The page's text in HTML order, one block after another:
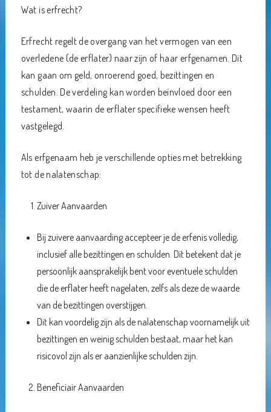
Wat is erfrecht?
Erfrecht regelt de overgang van het vermogen van een
overledene (de erflater) naar zijn of haar erfgenamen. Dit
kan gaan om geld, onroerend goed, bezittingen en
schulden. De verdeling kan worden beïnvloed door een
testament, waarin de erflater specifieke wensen heeft
vastgelegd.
Als erfgenaam heb je verschillende opties met betrekking
tot de nalatenschap:
Zuiver Aanvaarden
Bij zuivere aanvaarding accepteer je de erfenis volledig,
inclusief alle bezittingen en schulden. Dit betekent dat je
persoonlijk aansprakelijk bent voor eventuele schulden
die de erflater heeft nagelaten, zelfs als deze de waarde
van de bezittingen overstijgen.
Dit kan voordelig zijn als de nalatenschap voornamelijk uit
bezittingen en weinig schulden bestaat, maar het kan
risicovol zijn als er aanzienlijke schulden zijn.
Beneficiair Aanvaarden